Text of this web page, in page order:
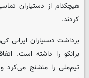
هیچکدام از دستیاران
کردند.
برداشت دستیاران ایرانی
برانکو را داشته است.
تیم‌ملی را متشنج می‌کرد و